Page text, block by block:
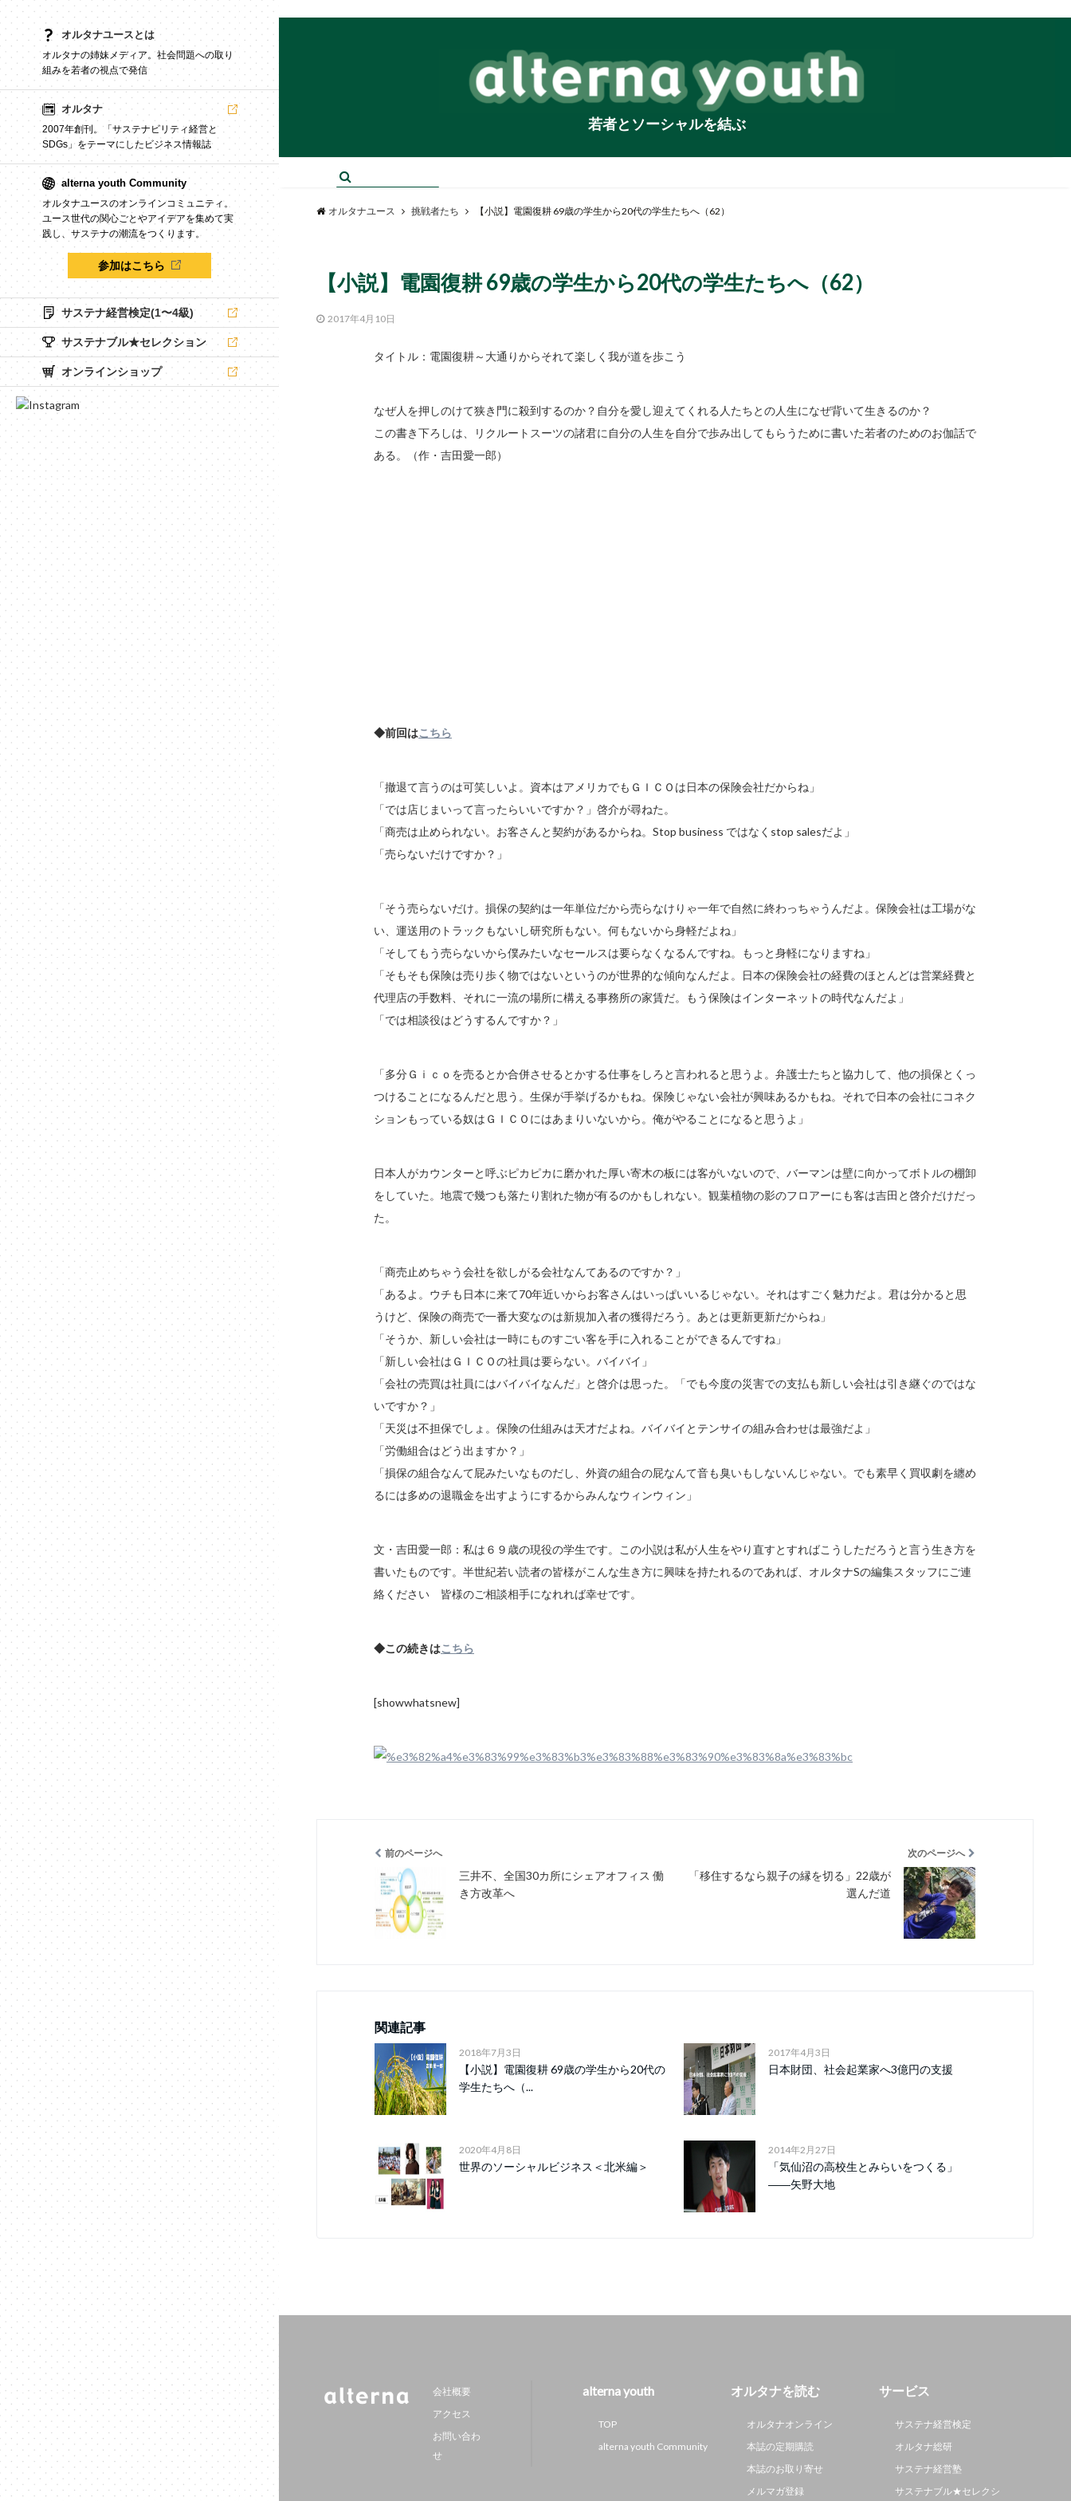
オルタナユースとは
オルタナの姉妹メディア。社会問題への取り
組みを若者の視点で発信
オルタナ
2007年創刊。「サステナビリティ経営と
SDGs」をテーマにしたビジネス情報誌
alterna youth Community
オルタナユースのオンラインコミュニティ。
ユース世代の関心ごとやアイデアを集めて実
践し、サステナの潮流をつくります。
参加はこちら
サステナ経営検定(1〜4級)
サステナブル★セレクション
オンラインショップ
若者とソーシャルを結ぶ
オルタナユース 挑戦者たち 【小説】電園復耕 69歳の学生から20代の学生たちへ（62）
【小説】電園復耕 69歳の学生から20代の学生たちへ（62）
2017年4月10日
タイトル：電園復耕～大通りからそれて楽しく我が道を歩こう
なぜ人を押しのけて狭き門に殺到するのか？自分を愛し迎えてくれる人たちとの人生になぜ背いて生きるのか？
この書き下ろしは、リクルートスーツの諸君に自分の人生を自分で歩み出してもらうために書いた若者のためのお伽話で
ある。（作・吉田愛一郎）
◆前回はこちら
「撤退て言うのは可笑しいよ。資本はアメリカでもＧＩＣＯは日本の保険会社だからね」
「では店じまいって言ったらいいですか？」啓介が尋ねた。
「商売は止められない。お客さんと契約があるからね。Stop business ではなくstop salesだよ」
「売らないだけですか？」
「そう売らないだけ。損保の契約は一年単位だから売らなけりゃ一年で自然に終わっちゃうんだよ。保険会社は工場がな
い、運送用のトラックもないし研究所もない。何もないから身軽だよね」
「そしてもう売らないから僕みたいなセールスは要らなくなるんですね。もっと身軽になりますね」
「そもそも保険は売り歩く物ではないというのが世界的な傾向なんだよ。日本の保険会社の経費のほとんどは営業経費と
代理店の手数料、それに一流の場所に構える事務所の家賃だ。もう保険はインターネットの時代なんだよ」
「では相談役はどうするんですか？」
「多分Ｇｉｃｏを売るとか合併させるとかする仕事をしろと言われると思うよ。弁護士たちと協力して、他の損保とくっ
つけることになるんだと思う。生保が手挙げるかもね。保険じゃない会社が興味あるかもね。それで日本の会社にコネク
ションもっている奴はＧＩＣＯにはあまりいないから。俺がやることになると思うよ」
日本人がカウンターと呼ぶピカピカに磨かれた厚い寄木の板には客がいないので、バーマンは壁に向かってボトルの棚卸
をしていた。地震で幾つも落たり割れた物が有るのかもしれない。観葉植物の影のフロアーにも客は吉田と啓介だけだっ
た。
「商売止めちゃう会社を欲しがる会社なんてあるのですか？」
「あるよ。ウチも日本に来て70年近いからお客さんはいっぱいいるじゃない。それはすごく魅力だよ。君は分かると思
うけど、保険の商売で一番大変なのは新規加入者の獲得だろう。あとは更新更新だからね」
「そうか、新しい会社は一時にものすごい客を手に入れることができるんですね」
「新しい会社はＧＩＣＯの社員は要らない。バイバイ」
「会社の売買は社員にはバイバイなんだ」と啓介は思った。「でも今度の災害での支払も新しい会社は引き継ぐのではな
いですか？」
「天災は不担保でしょ。保険の仕組みは天才だよね。バイバイとテンサイの組み合わせは最強だよ」
「労働組合はどう出ますか？」
「損保の組合なんて屁みたいなものだし、外資の組合の屁なんて音も臭いもしないんじゃない。でも素早く買収劇を纏め
るには多めの退職金を出すようにするからみんなウィンウィン」
文・吉田愛一郎：私は６９歳の現役の学生です。この小説は私が人生をやり直すとすればこうしただろうと言う生き方を
書いたものです。半世紀若い読者の皆様がこんな生き方に興味を持たれるのであれば、オルタナSの編集スタッフにご連
絡ください 皆様のご相談相手になれれば幸せです。
◆この続きはこちら
[showwhatsnew]
前のページへ
三井不、全国30カ所にシェアオフィス 働
き方改革へ
次のページへ
「移住するなら親子の縁を切る」22歳が
選んだ道
関連記事
2018年7月3日
【小説】電園復耕 69歳の学生から20代の
学生たちへ（...
2017年4月3日
日本財団、社会起業家へ3億円の支援
2020年4月8日
世界のソーシャルビジネス＜北米編＞
2014年2月27日
「気仙沼の高校生とみらいをつくる」
――矢野大地
会社概要
アクセス
お問い合わ
せ
alterna youth
TOP
alterna youth Community
オルタナを読む
オルタナオンライン
本誌の定期購読
本誌のお取り寄せ
メルマガ登録
サービス
サステナ経営検定
オルタナ総研
サステナ経営塾
サステナブル★セレクシ